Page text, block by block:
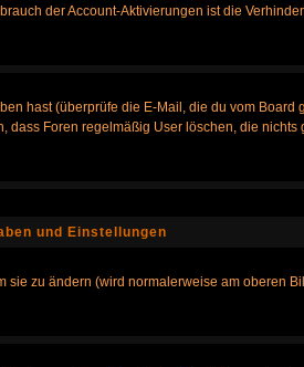
der Account-Aktivierungen ist die
hast (überprüfe die E-Mail, die du vom
Foren regelmäßig User löschen, die
und Einstellungen
sie zu ändern (wird normalerweise am oberen